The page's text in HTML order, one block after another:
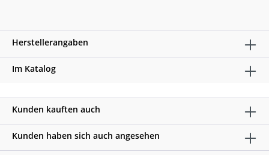
Herstellerangaben
Im Katalog
Kunden kauften auch
Kunden haben sich auch angesehen